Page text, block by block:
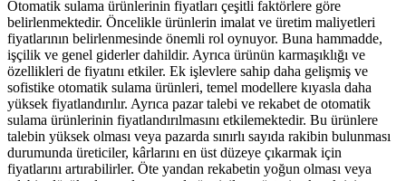
Otomatik sulama ürünlerinin fiyatları çeşitli faktörlere göre
belirlenmektedir. Öncelikle ürünlerin imalat ve üretim maliyetleri
fiyatlarının belirlenmesinde önemli rol oynuyor. Buna hammadde,
işçilik ve genel giderler dahildir. Ayrıca ürünün karmaşıklığı ve
özellikleri de fiyatını etkiler. Ek işlevlere sahip daha gelişmiş ve
sofistike otomatik sulama ürünleri, temel modellere kıyasla daha
yüksek fiyatlandırılır. Ayrıca pazar talebi ve rekabet de otomatik
sulama ürünlerinin fiyatlandırılmasını etkilemektedir. Bu ürünlere
talebin yüksek olması veya pazarda sınırlı sayıda rakibin bulunması
durumunda üreticiler, kârlarını en üst düzeye çıkarmak için
fiyatlarını artırabilirler. Öte yandan rekabetin yoğun olması veya